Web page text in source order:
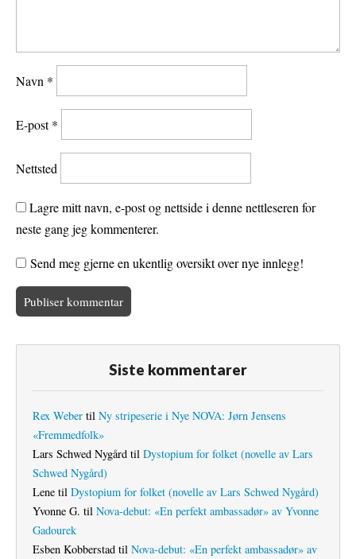
Navn *
E-post*
Nettsted
Lagre mitt navn, e-post og nettside i denne nettleseren for
neste gang jeg kommenterer.
Send meg gjerne en ukentlig oversikt over nye innlegg!
Siste kommentarer
Rex Weber til Ny stripeserie i Nye NOVA: Jørn Jensens
«Fremmedfolk»
Lars Schwed Nygård til Dystopium for folket (novelle av Lars
Schwed Nygård)
Lene til Dystopium for folket (novelle av Lars Schwed Nygård)
Yvonne G. til Nova-debut: «En perfekt ambassadør» av Yvonne
Gadourek
Esben Kobberstad til Nova-debut: «En perfekt ambassadør» av